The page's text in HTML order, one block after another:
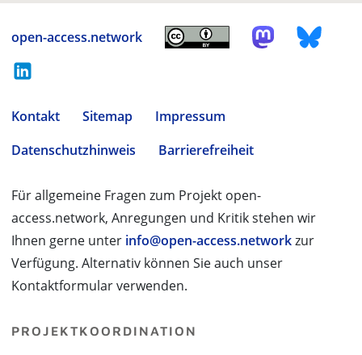
open-access.network
Kontakt Sitemap
Impressum
Datenschutzhinweis
Barrierefreiheit
Für allgemeine Fragen zum Projekt open-
access.network, Anregungen und Kritik stehen wir
Ihnen gerne unter info@open-access.networkzur
Verfügung. Alternativ können Sie auch unser
Kontaktformular verwenden.
PROJEKTKOORDINATION